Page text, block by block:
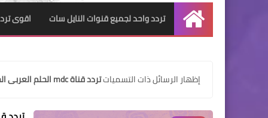
الرئيسية
تردد واحد لجميع قنوات النايل سات اقوى
‏إظهار الرسائل ذات التسمياتتردد قناة mdc الحلم العربى الجديد